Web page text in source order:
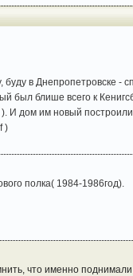
в Днепропетровске -
был блише всего к
И дом им новый
)
полка( 1984-1986год).
что именно